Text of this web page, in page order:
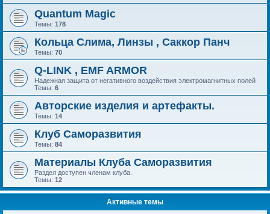
Quantum Magic
Темы: 178
Кольца Слима, Линзы , Саккор Панч
Темы: 70
Q-LINK , EMF ARMOR
Надежная защита от негативного воздействия электромагнитных полей
Темы: 6
Авторские изделия и артефакты.
Темы: 14
Клуб Саморазвития
Темы: 84
Материалы Клуба Саморазвития
Раздел доступен членам клуба.
Темы: 12
Активные темы